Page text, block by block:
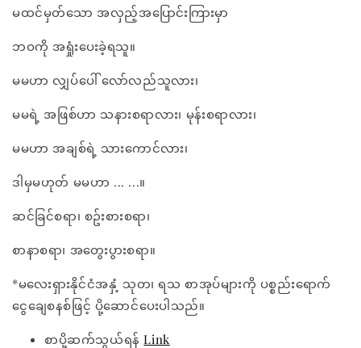
မထင်မှတ်သော အလှည့်အပြောင်းကြားမှာ
ဘဝကို အရှုံးပေးခဲ့ရသူ။
မမဟာ လျှပ်ပေါ် လော်လည်သူလား၊
မမရဲ့ အဖြစ်ဟာ သနားစရာလား၊ မုန်းစရာလား၊
မမဟာ အချစ်ရဲ့ သားကောင်လား၊
ဒါမှမဟုတ် မမဟာ ... ...။
ဆင်ခြင်စရာ၊ စဥ်းစားစရာ၊
စာနာစရာ၊ အတွေးပွားစရာ။
*မလေးရှားနိုင်ငံအနှံ့ သုတ၊ ရသ စာအုပ်များကို ပစ္စည်းရောက်
ငွေချေစနစ်ဖြင့် ပို့ဆောင်ပေးပါသည်။
စာပို့ဆက်သွယ်ရန်Link